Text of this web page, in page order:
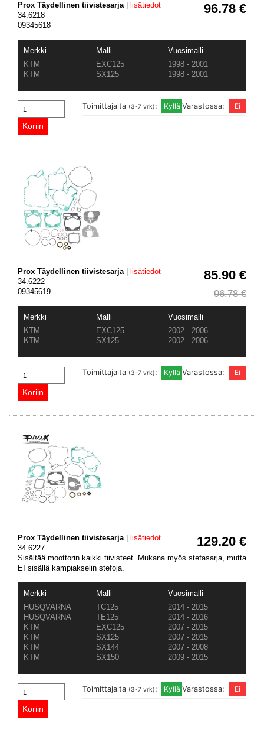
96.78 €
Prox Täydellinen tiivistesarja|
lisätiedot
34.6218
09345618
Merkki Malli
Vuosimalli
KTM
EXC125
1998 - 2001
KTM
SX125 1998 - 2001
Varastossa:
Toimittajalta (3-7 vrk):
85.90 €
96.78 €
Prox Täydellinen tiivistesarja|
lisätiedot
34.6222
09345619
Merkki Malli
Vuosimalli
KTM
EXC125
2002 - 2006
KTM
SX125 2002 - 2006
Varastossa:
Toimittajalta (3-7 vrk):
129.20 €
Prox Täydellinen tiivistesarja|
lisätiedot
34.6227
Sisältää moottorin kaikki tiivisteet. Mukana myös stefasarja, mutta
EI sisällä kampiakselin stefoja.
Merkki Malli
Vuosimalli
HUSQVARNA
TC125
2014 - 2015
HUSQVARNA
TE125
2014 - 2016
KTM
EXC125
2007 - 2015
KTM
SX125
2007 - 2015
KTM
SX144
2007 - 2008
KTM
SX150 2009 - 2015
Varastossa:
Toimittajalta (3-7 vrk):